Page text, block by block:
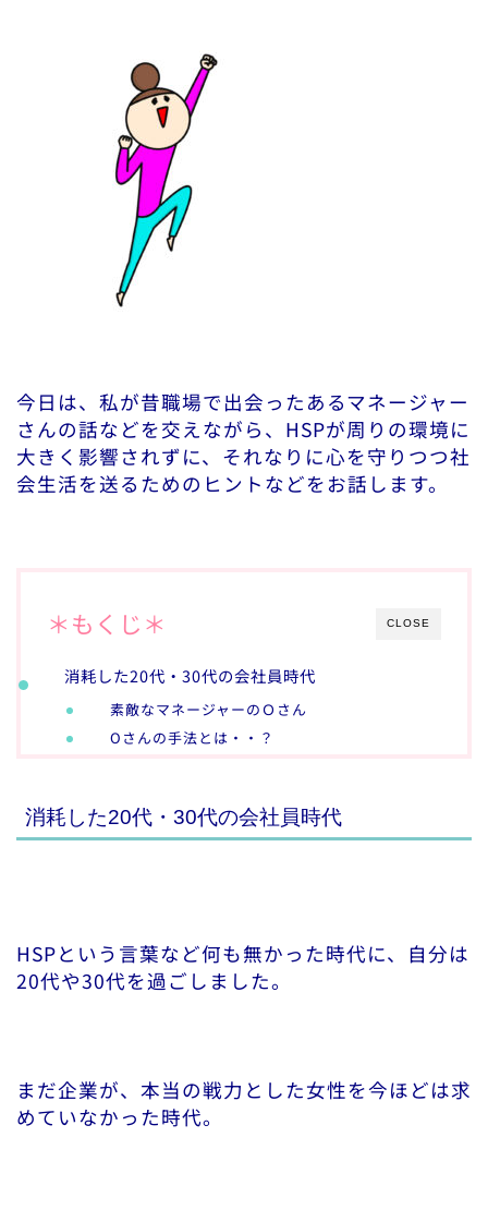
今日は、私が昔職場で出会ったあるマネージャー
さんの話などを交えながら、HSPが周りの環境に
大きく影響されずに、それなりに心を守りつつ社
会生活を送るためのヒントなどをお話します。
CLOSE
＊もくじ＊
消耗した20代・30代の会社員時代
素敵なマネージャーのＯさん
Oさんの手法とは・・？
消耗した20代・30代の会社員時代
HSPという言葉など何も無かった時代に、自分は
20代や30代を過ごしました。
まだ企業が、本当の戦力とした女性を今ほどは求
めていなかった時代。